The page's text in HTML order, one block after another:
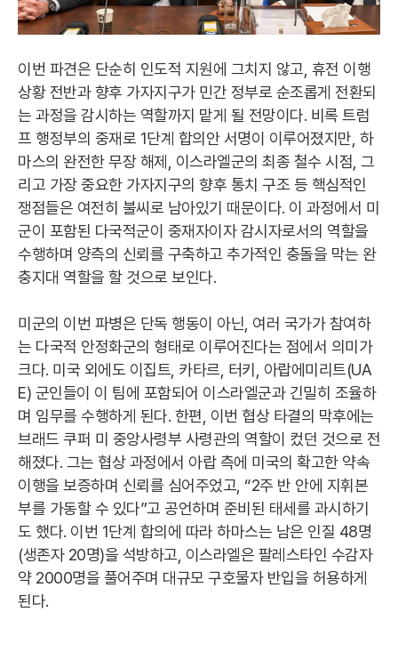
이번 파견은 단순히 인도적 지원에 그치지 않고, 휴전 이행
상황 전반과 향후 가자지구가 민간 정부로 순조롭게 전환되
는 과정을 감시하는 역할까지 맡게 될 전망이다. 비록 트럼
프 행정부의 중재로 1단계 합의안 서명이 이루어졌지만, 하
마스의 완전한 무장 해제, 이스라엘군의 최종 철수 시점, 그
리고 가장 중요한 가자지구의 향후 통치 구조 등 핵심적인
쟁점들은 여전히 불씨로 남아있기 때문이다. 이 과정에서 미
군이 포함된 다국적군이 중재자이자 감시자로서의 역할을
수행하며 양측의 신뢰를 구축하고 추가적인 충돌을 막는 완
충지대 역할을 할 것으로 보인다.
미군의 이번 파병은 단독 행동이 아닌, 여러 국가가 참여하
는 다국적 안정화군의 형태로 이루어진다는 점에서 의미가
크다. 미국 외에도 이집트, 카타르, 터키, 아랍에미리트(UA
E) 군인들이 이 팀에 포함되어 이스라엘군과 긴밀히 조율하
며 임무를 수행하게 된다. 한편, 이번 협상 타결의 막후에는
브래드 쿠퍼 미 중앙사령부 사령관의 역할이 컸던 것으로 전
해졌다. 그는 협상 과정에서 아랍 측에 미국의 확고한 약속
이행을 보증하며 신뢰를 심어주었고, “2주 반 안에 지휘본
부를 가동할 수 있다”고 공언하며 준비된 태세를 과시하기
도 했다. 이번 1단계 합의에 따라 하마스는 남은 인질 48명
(생존자 20명)을 석방하고, 이스라엘은 팔레스타인 수감자
약 2000명을 풀어주며 대규모 구호물자 반입을 허용하게
된다.